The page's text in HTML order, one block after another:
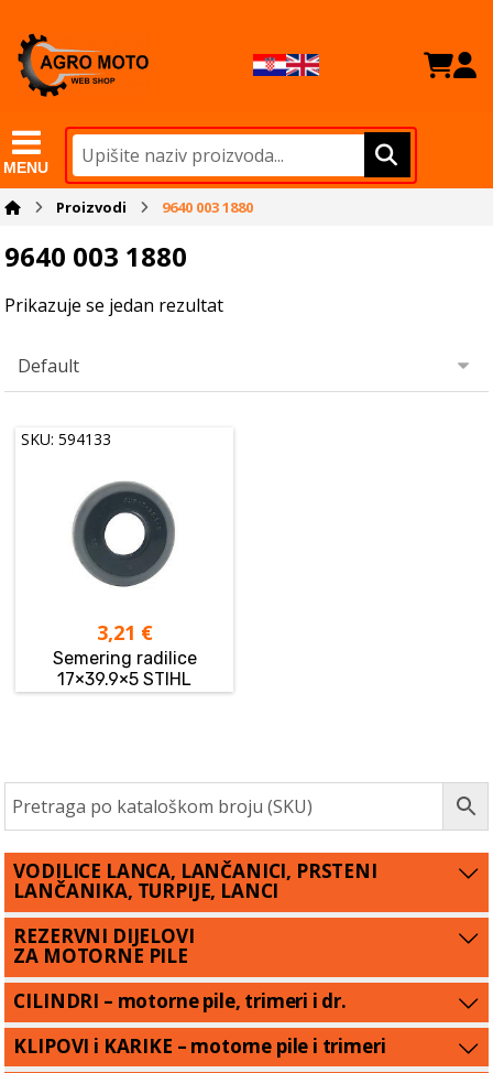
MENU
Proizvodi 9640 003 1880
9640 003 1880
Prikazuje se jedan rezultat
SKU: 594133
3,21 €
Semering radilice
17×39.9×5 STIHL
VODILICE LANCA, LANČANICI, PRSTENI
LANČANIKA, TURPIJE, LANCI
REZERVNI DIJELOVI
ZA MOTORNE PILE
CILINDRI – motorne pile, trimeri i dr.
KLIPOVI i KARIKE – motorne pile i trimeri